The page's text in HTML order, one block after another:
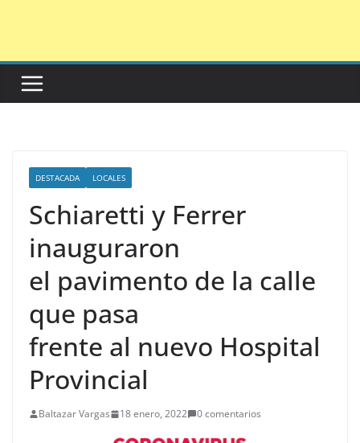
DESTACADA LOCALES
Schiaretti y Ferrer
inauguraron
el pavimento de la calle
que pasa
frente al nuevo Hospital
Provincial
Baltazar Vargas 18 enero, 2022 0 comentarios